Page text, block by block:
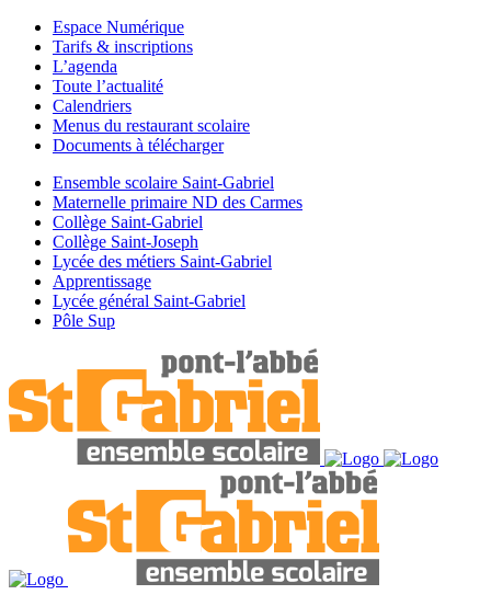
Espace Numérique
Tarifs & inscriptions
L’agenda
Toute l’actualité
Calendriers
Menus du restaurant scolaire
Documents à télécharger
Ensemble scolaire Saint-Gabriel
Maternelle primaire ND des Carmes
Collège Saint-Gabriel
Collège Saint-Joseph
Lycée des métiers Saint-Gabriel
Apprentissage
Lycée général Saint-Gabriel
Pôle Sup